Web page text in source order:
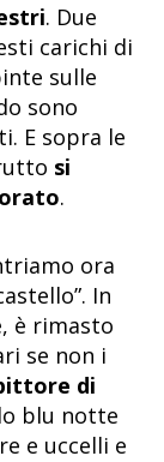
. Due
carichi di
sulle
sono
E sopra le
si
.
ora
In
è rimasto
se non i
di
blu notte
e uccelli e